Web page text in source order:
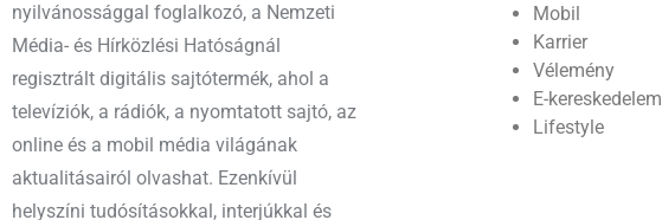
nyilvánossággal foglalkozó, a Nemzeti
Média- és Hírközlési Hatóságnál
regisztrált digitális sajtótermék, ahol a
televíziók, a rádiók, a nyomtatott sajtó, az
online és a mobil média világának
aktualitásairól olvashat. Ezenkívül
helyszíni tudósításokkal, interjúkkal és
Mobil
Karrier
Vélemény
E-kereskedelem
Lifestyle